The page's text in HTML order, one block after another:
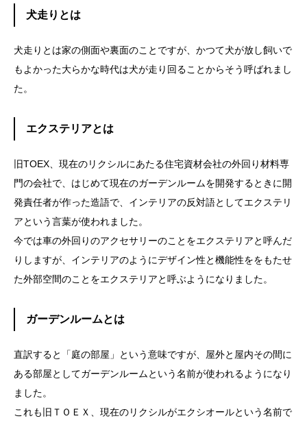
犬走りとは
犬走りとは家の側面や裏面のことですが、かつて犬が放し飼いで
もよかった大らかな時代は犬が走り回ることからそう呼ばれまし
た。
エクステリアとは
旧TOEX、現在のリクシルにあたる住宅資材会社の外回り材料専
門の会社で、はじめて現在のガーデンルームを開発するときに開
発責任者が作った造語で、インテリアの反対語としてエクステリ
アという言葉が使われました。
今では車の外回りのアクセサリーのことをエクステリアと呼んだ
りしますが、インテリアのようにデザイン性と機能性ををもたせ
た外部空間のことをエクステリアと呼ぶようになりました。
ガーデンルームとは
直訳すると「庭の部屋」という意味ですが、屋外と屋内その間に
ある部屋としてガーデンルームという名前が使われるようになり
ました。
これも旧ＴＯＥＸ、現在のリクシルがエクシオールという名前で